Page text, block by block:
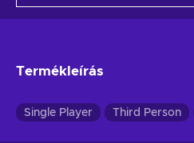
Termékleírás
Single Player Third Person